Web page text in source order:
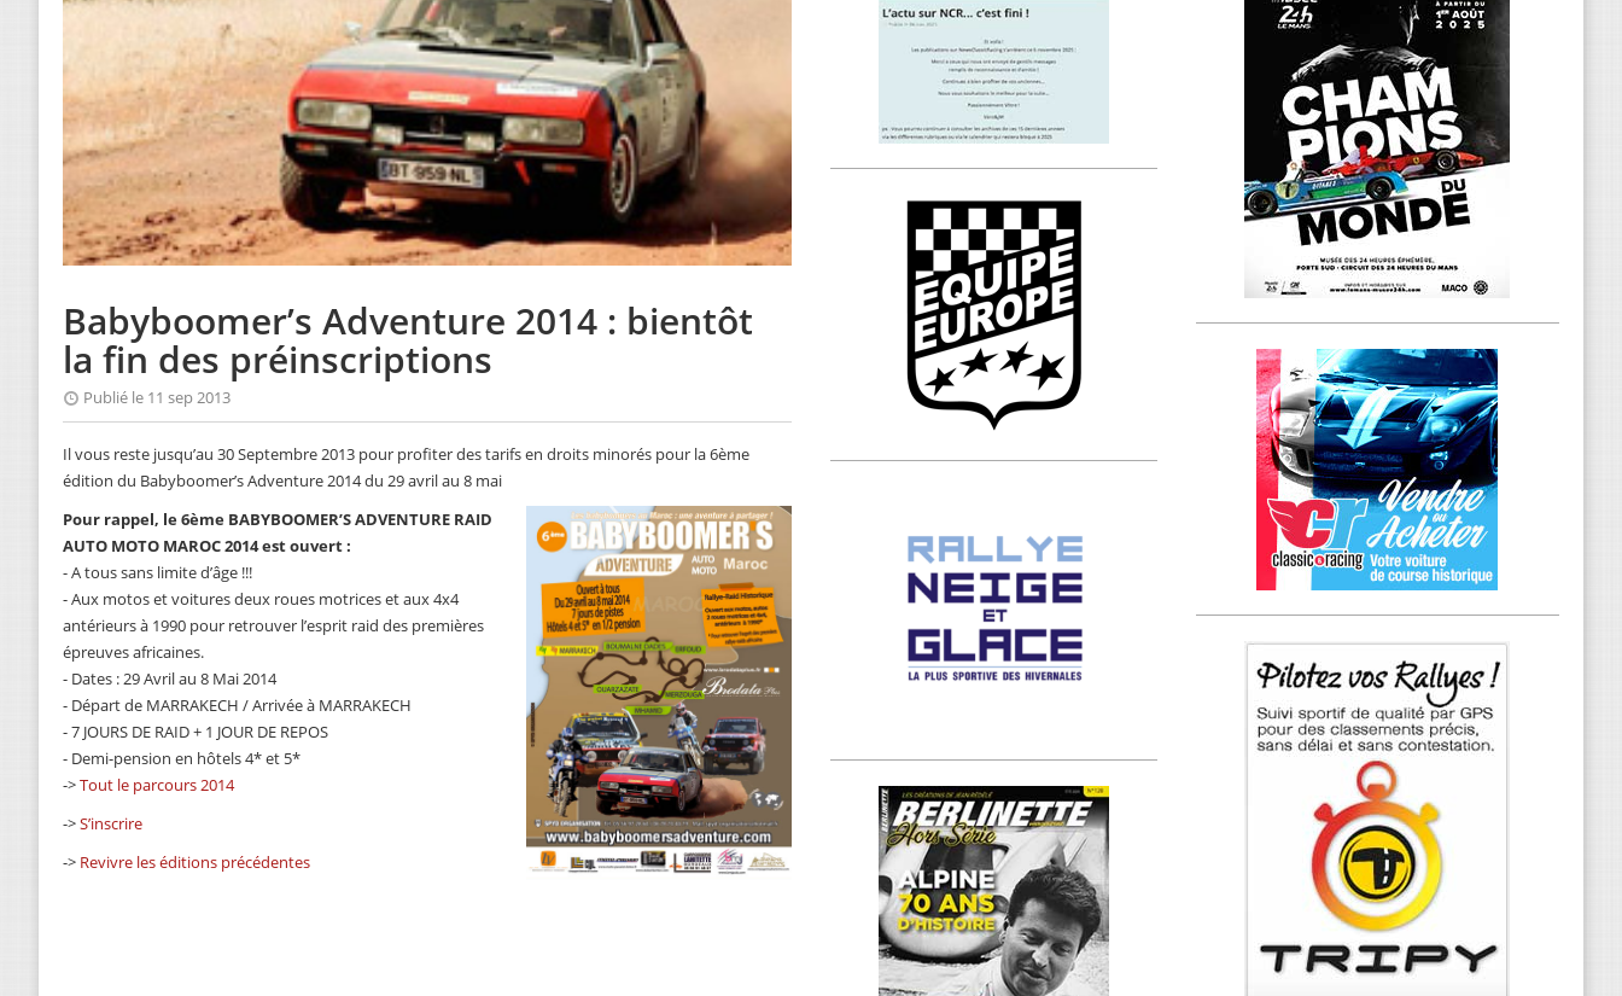
Babyboomer’s Adventure 2014 : bientôt
la fin des préinscriptions
Publié le 11 sep 2013
Il vous reste jusqu’au 30 Septembre 2013 pour profiter des tarifs en droits minorés pour la 6ème
édition du Babyboomer’s Adventure 2014 du 29 avril au 8 mai
Pour rappel, le 6ème BABYBOOMER’S ADVENTURE RAID
AUTO MOTO MAROC 2014 est ouvert :
- A tous sans limite d’âge !!!
- Aux motos et voitures deux roues motrices et aux 4x4
antérieurs à 1990 pour retrouver l’esprit raid des premières
épreuves africaines.
- Dates : 29 Avril au 8 Mai 2014
- Départ de MARRAKECH / Arrivée à MARRAKECH
- 7 JOURS DE RAID + 1 JOUR DE REPOS
- Demi-pension en hôtels 4* et 5*
->Tout le parcours 2014
->S’inscrire
-> Revivre les éditions précédentes